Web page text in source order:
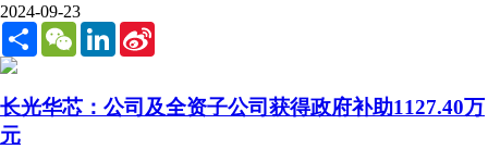
2024-09-23
Share WeChatLinkedIn
长光华芯：公司及全资子公司获得政府补助1127.40万
元